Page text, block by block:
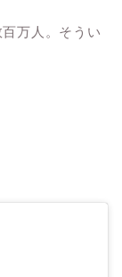
万人。そうい